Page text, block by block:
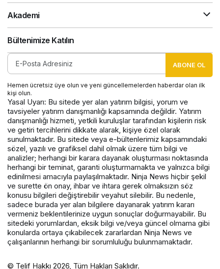
Akademi
Bültenimize Katılın
ABONE OL
Hemen ücretsiz üye olun ve yeni güncellemelerden haberdar olan ilk
kişi olun.
Yasal Uyarı: Bu sitede yer alan yatırım bilgisi, yorum ve
tavsiyeler yatırım danışmanlığı kapsamında değildir. Yatırım
danışmanlığı hizmeti, yetkili kuruluşlar tarafından kişilerin risk
ve getiri tercihlerini dikkate alarak, kişiye özel olarak
sunulmaktadır. Bu sitede veya e-bültenlerimiz kapsamındaki
sözel, yazılı ve grafiksel dahil olmak üzere tüm bilgi ve
analizler; herhangi bir karara dayanak oluşturması noktasında
herhangi bir teminat, garanti oluşturmamakta ve yalnızca bilgi
edinilmesi amacıyla paylaşılmaktadır. Ninja News hiçbir şekil
ve surette ön onay, ihbar ve ihtara gerek olmaksızın söz
konusu bilgileri değiştirebilir veyahut silebilir. Bu nedenle,
sadece burada yer alan bilgilere dayanarak yatırım kararı
vermeniz beklentilerinize uygun sonuçlar doğurmayabilir. Bu
sitedeki yorumlardan, eksik bilgi ve/veya güncel olmama gibi
konularda ortaya çıkabilecek zararlardan Ninja News ve
çalışanlarının herhangi bir sorumluluğu bulunmamaktadır.
© Telif Hakkı 2026, Tüm Hakları Saklıdır.